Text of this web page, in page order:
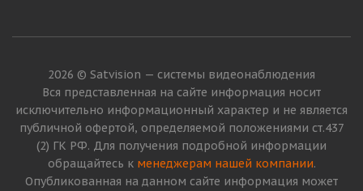
2026 © Satvision — системы видеонаблюдения
Вся представленная на сайте информация носит
исключительно информационный характер и не является
публичной офертой, определяемой положениями ст.437
(2) ГК РФ. Для получения подробной информации
обращайтесь к менеджерам нашей компании.
Опубликованная на данном сайте информация может